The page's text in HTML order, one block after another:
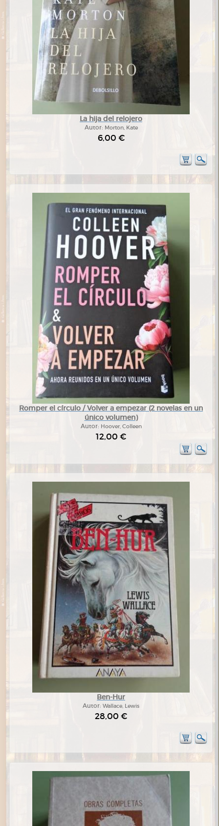
La hija del relojero
Autor: Morton, Kate
6,00 €
Romper el círculo / Volver a empezar (2 novelas en un
único volumen)
Autor: Hoover, Colleen
12,00 €
Ben-Hur
Autor: Wallace, Lewis
28,00 €